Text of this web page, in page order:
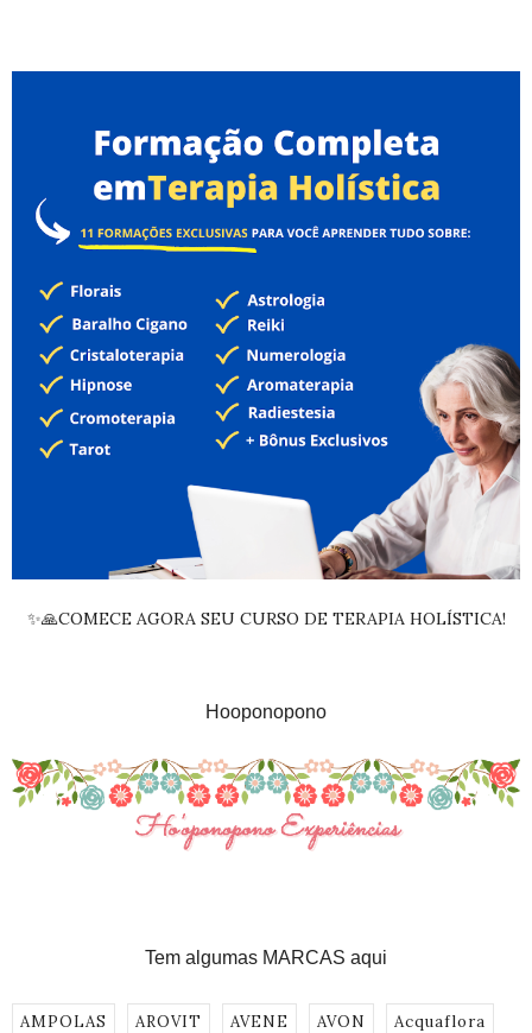
✨🙏COMECE AGORA SEU CURSO DE TERAPIA HOLÍSTICA!
Hooponopono
Tem algumas MARCAS aqui
AMPOLAS AROVIT AVENE AVON Acquaflora